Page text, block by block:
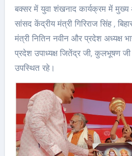
बक्सर में युवा शंखनाद कार्यक्रम में मुख्य
सांसद केंद्रीय मंत्री गिरिराज सिंह ,
मंत्री नितिन नवीन और प्रदेश अध्यक्ष
प्रदेश उपाध्यक्ष जितेंद्र जी, कुलभूषण जी
उपस्थित रहे।